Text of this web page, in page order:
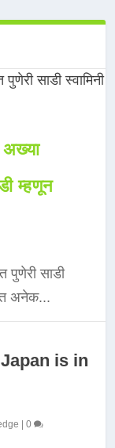
म्हणून
साडी
अनेक...
is in
|0